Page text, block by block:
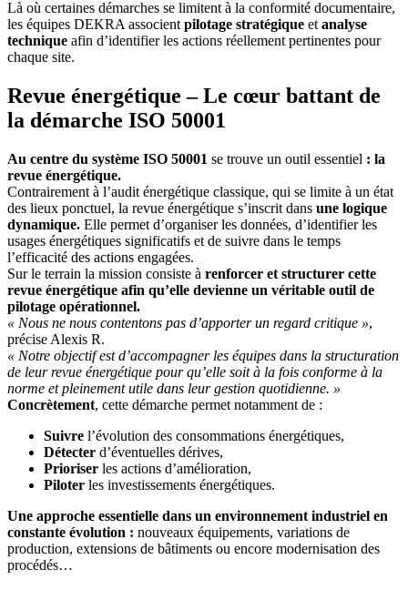
Là où certaines démarches se limitent à la conformité documentaire,
les équipes DEKRA associent pilotage stratégique et analyse
technique afin d’identifier les actions réellement pertinentes pour
chaque site.
Revue énergétique – Le cœur battant de
la démarche ISO 50001
Au centre du système ISO 50001 se trouve un outil essentiel : la
revue énergétique.
Contrairement à l’audit énergétique classique, qui se limite à un état
des lieux ponctuel, la revue énergétique s’inscrit dans une logique
dynamique. Elle permet d’organiser les données, d’identifier les
usages énergétiques significatifs et de suivre dans le temps
l’efficacité des actions engagées.
Sur le terrain la mission consiste à renforcer et structurer cette
revue énergétique afin qu’elle devienne un véritable outil de
pilotage opérationnel.
« Nous ne nous contentons pas d’apporter un regard critique »,
précise Alexis R.
« Notre objectif est d’accompagner les équipes dans la structuration
de leur revue énergétique pour qu’elle soit à la fois conforme à la
norme et pleinement utile dans leur gestion quotidienne. »
Concrètement, cette démarche permet notamment de :
Suivre l’évolution des consommations énergétiques,
Détecter d’éventuelles dérives,
Prioriser les actions d’amélioration,
Piloter les investissements énergétiques.
Une approche essentielle dans un environnement industriel en
constante évolution : nouveaux équipements, variations de
production, extensions de bâtiments ou encore modernisation des
procédés…